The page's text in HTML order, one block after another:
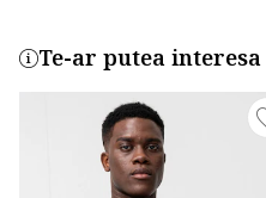
Te-ar putea interesa